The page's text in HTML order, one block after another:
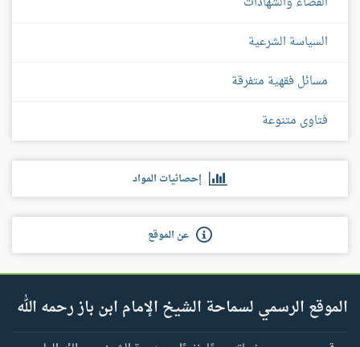
السياسة الشرعية
مسائل فقهية متفرقة
فتاوى متنوعة
إحصائيات المواد
عن الموقع
الموقع الرسمي لسماحة الشيخ الإمام ابن باز رحمه الله